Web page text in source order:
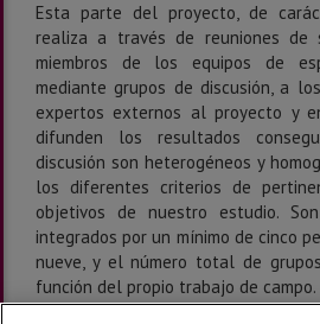
Esta parte del proyecto, de
realiza a través de reuniones de
miembros de los equipos de
mediante grupos de discusión, a
expertos externos al proyecto y
difunden los resultados
discusión son heterogéneos y
los diferentes criterios de
objetivos de nuestro estudio.
integrados por un mínimo de cinco
nueve, y el número total de
función del propio trabajo de campo.